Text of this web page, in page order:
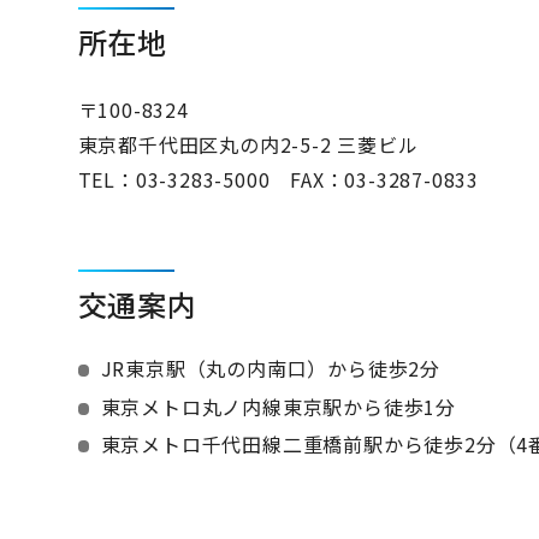
所在地
〒100-8324
東京都千代田区丸の内2-5-2 三菱ビル
TEL： 03-3283-5000 FAX：03-3287-0833
交通案内
JR東京駅（丸の内南口）から徒歩2分
東京メトロ丸ノ内線東京駅から徒歩1分
東京メトロ千代田線二重橋前駅から徒歩2分（4